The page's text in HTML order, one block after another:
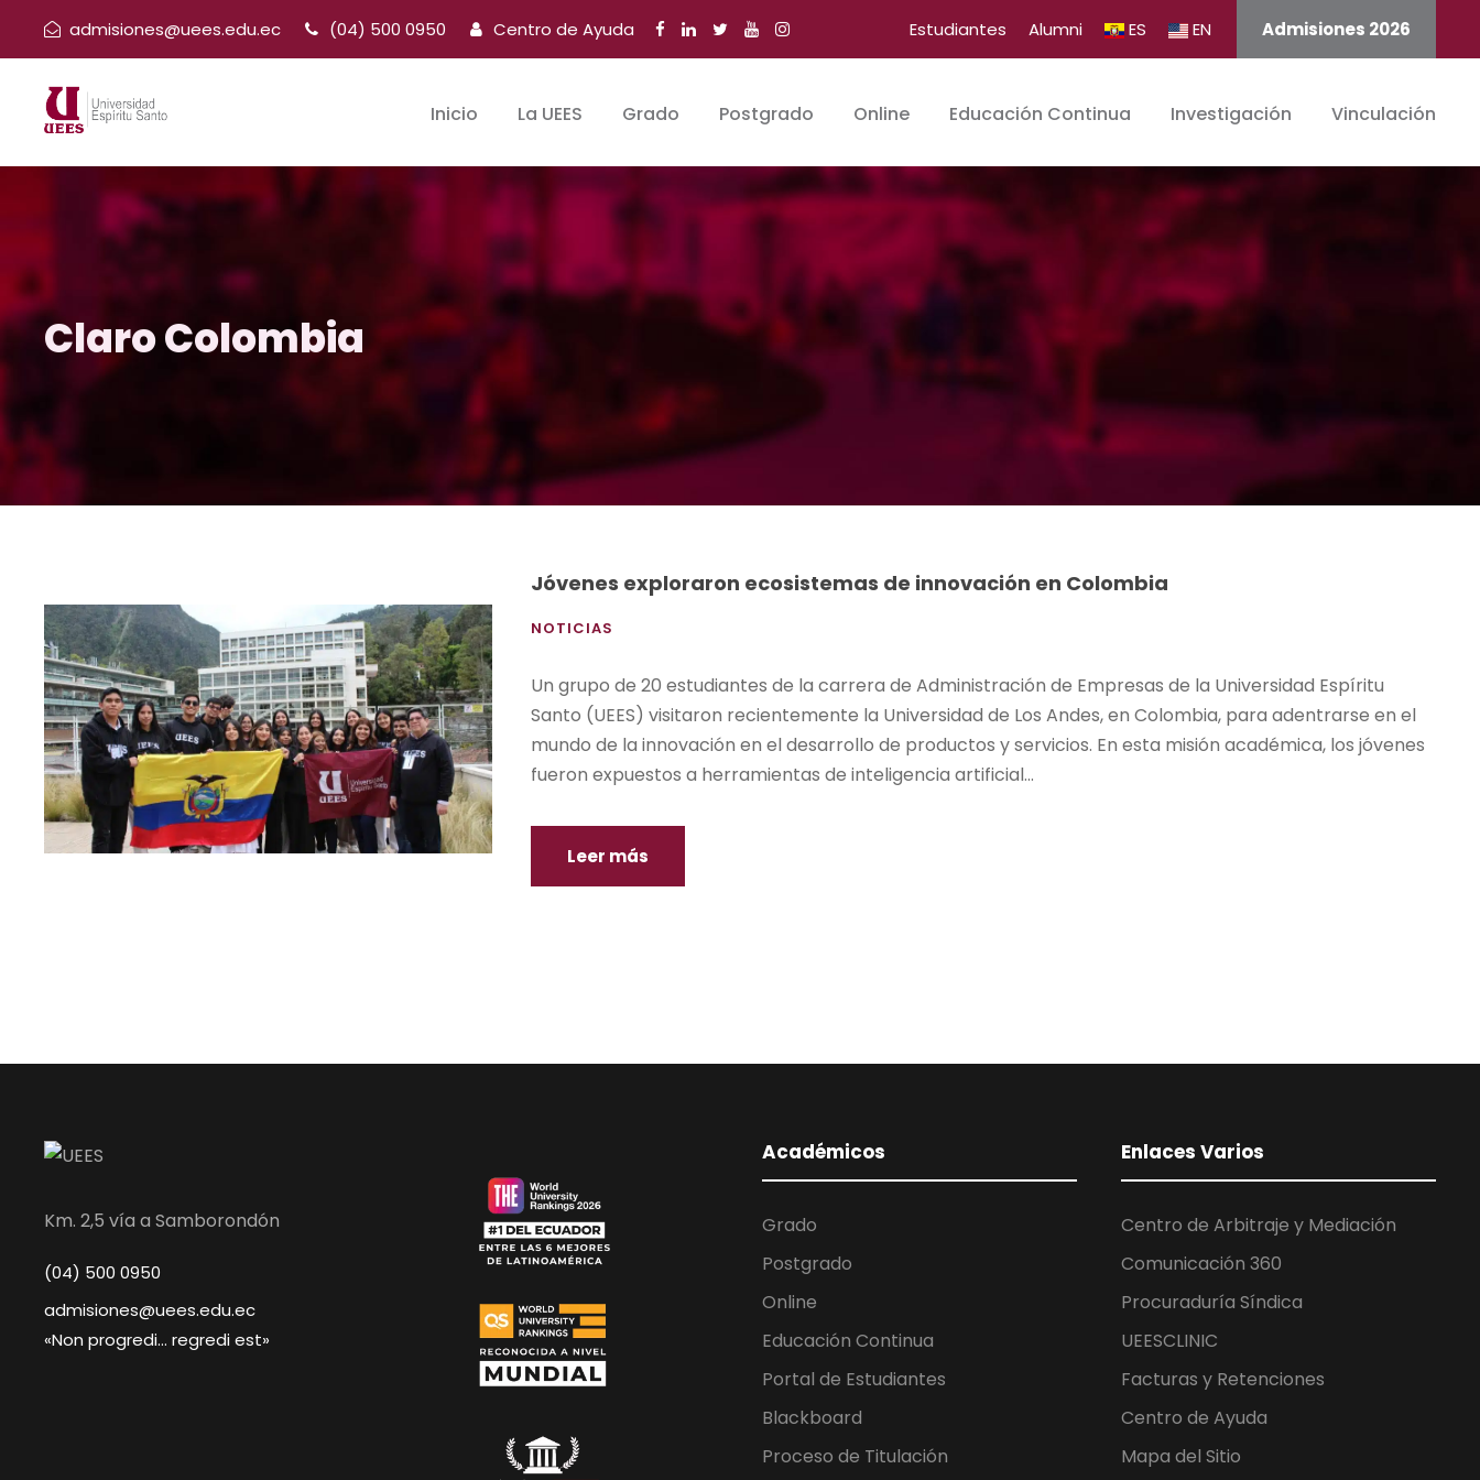
admisiones@uees.edu.ec (04) 500 0950 Centro de Ayuda Estudiantes Alumni ES EN Admisiones 2026
Inicio La UEES Grado Postgrado Online Educación Continua Investigación Vinculación
Claro Colombia
Jóvenes exploraron ecosistemas de innovación en Colombia
NOTICIAS
Un grupo de 20 estudiantes de la carrera de Administración de Empresas de la Universidad Espíritu
Santo (UEES) visitaron recientemente la Universidad de Los Andes, en Colombia, para adentrarse en el
mundo de la innovación en el desarrollo de productos y servicios. En esta misión académica, los jóvenes
fueron expuestos a herramientas de inteligencia artificial...
Leer más
Km. 2,5 vía a Samborondón
(04) 500 0950
admisiones@uees.edu.ec
«Non progredi… regredi est»
Académicos
Grado
Postgrado
Online
Educación Continua
Portal de Estudiantes
Blackboard
Proceso de Titulación
Enlaces Varios
Centro de Arbitraje y Mediación
Comunicación 360
Procuraduría Síndica
UEESCLINIC
Facturas y Retenciones
Centro de Ayuda
Mapa del Sitio